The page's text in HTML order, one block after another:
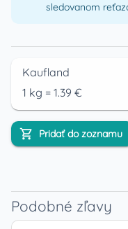
sledovanom
Kaufland
1 kg = 1.39 €
Pridať do zoznamu
Podobné zľavy